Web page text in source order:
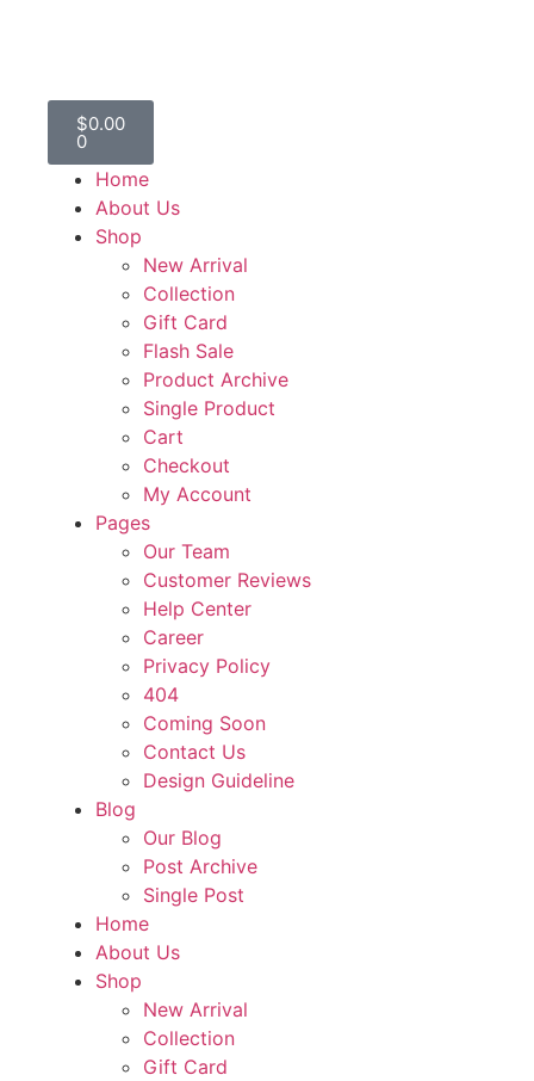
$0.00
0
Home
About Us
Shop
New Arrival
Collection
Gift Card
Flash Sale
Product Archive
Single Product
Cart
Checkout
My Account
Pages
Our Team
Customer Reviews
Help Center
Career
Privacy Policy
404
Coming Soon
Contact Us
Design Guideline
Blog
Our Blog
Post Archive
Single Post
Home
About Us
Shop
New Arrival
Collection
Gift Card